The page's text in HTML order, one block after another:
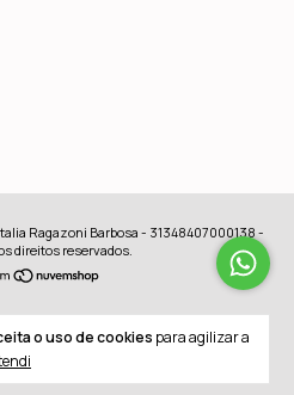
o uso de cookies para agilizar a
Ragazoni Barbosa - 31348407000138 -
direitos reservados.